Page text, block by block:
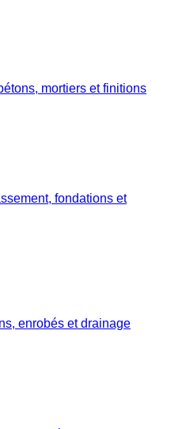
mortiers et finitions
fondations et
enrobés et drainage